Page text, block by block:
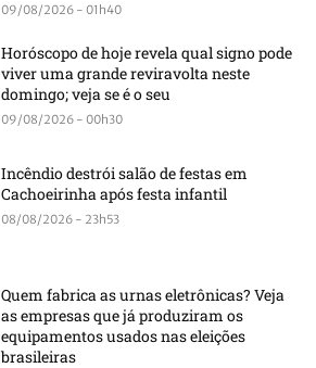
09/08/2026 - 01h40
Horóscopo de hoje revela qual signo pode
viver uma grande reviravolta neste
domingo; veja se é o seu
09/08/2026 - 00h30
Incêndio destrói salão de festas em
Cachoeirinha após festa infantil
08/08/2026 - 23h53
Quem fabrica as urnas eletrônicas? Veja
as empresas que já produziram os
equipamentos usados nas eleições
brasileiras